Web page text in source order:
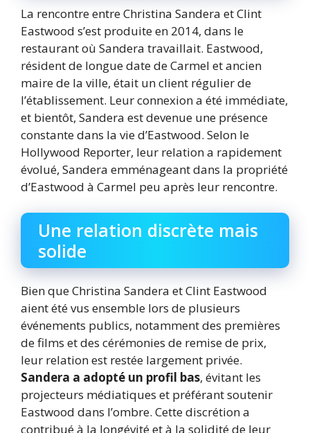
La rencontre entre Christina Sandera et Clint
Eastwood s’est produite en 2014, dans le
restaurant où Sandera travaillait. Eastwood,
résident de longue date de Carmel et ancien
maire de la ville, était un client régulier de
l’établissement. Leur connexion a été immédiate,
et bientôt, Sandera est devenue une présence
constante dans la vie d’Eastwood. Selon le
Hollywood Reporter, leur relation a rapidement
évolué, Sandera emménageant dans la propriété
d’Eastwood à Carmel peu après leur rencontre.
Une relation discrète mais
solide
Bien que Christina Sandera et Clint Eastwood
aient été vus ensemble lors de plusieurs
événements publics, notamment des premières
de films et des cérémonies de remise de prix,
leur relation est restée largement privée.
Sandera a adopté un profil bas, évitant les
projecteurs médiatiques et préférant soutenir
Eastwood dans l’ombre. Cette discrétion a
contribué à la longévité et à la solidité de leur